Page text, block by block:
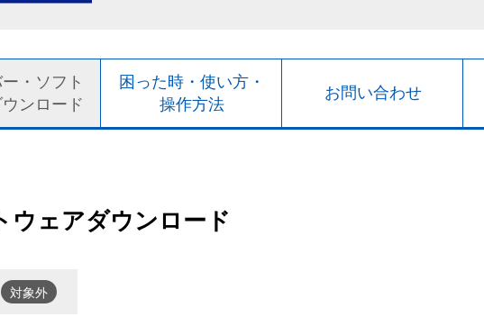
・ソフト
ンロード
困った時・使い方・
操作方法
お問い合わせ
ウェアダウンロード
対象外